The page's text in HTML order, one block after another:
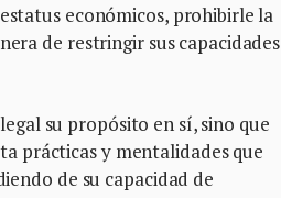
económicos, prohibirle la
de restringir sus capacidades
su propósito en sí, sino que
prácticas y mentalidades que
de su capacidad de